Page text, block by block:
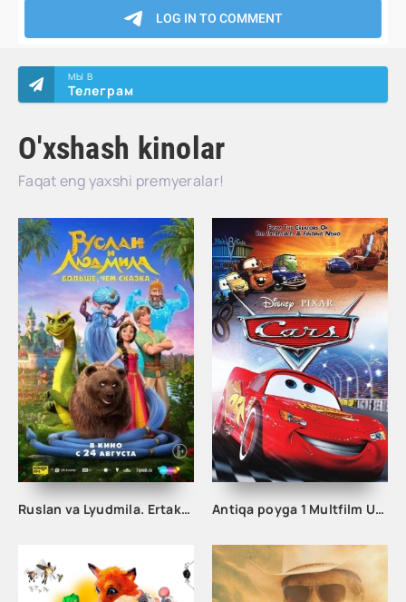
O'xshash kinolar
Faqat eng yaxshi premyeralar!
МЫ В
Телеграм
Ruslan va Lyudmila. Ertakdan ham ko'proq Uzbek tilida Multfilm (2023) O'zbekcha tarjima kino HD Antiqa poyga 1 Multfilm Uzbek tilida 2006 tarjima multfilm